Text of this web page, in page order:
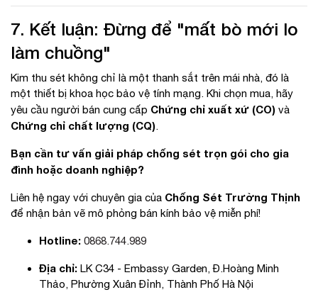
7. Kết luận: Đừng để "mất bò mới lo
làm chuồng"
Kim thu sét không chỉ là một thanh sắt trên mái nhà, đó là
một thiết bị khoa học bảo vệ tính mạng. Khi chọn mua, hãy
yêu cầu người bán cung cấp Chứng chỉ xuất xứ (CO) và
Chứng chỉ chất lượng (CQ).
Bạn cần tư vấn giải pháp chống sét trọn gói cho gia
đình hoặc doanh nghiệp?
Liên hệ ngay với chuyên gia của Chống Sét Trường Thịnh
để nhận bản vẽ mô phỏng bán kính bảo vệ miễn phí!
Hotline: 0868.744.989
Địa chỉ: LK C34 - Embassy Garden, Đ.Hoàng Minh
Thảo, Phường Xuân Đỉnh, Thành Phố Hà Nội